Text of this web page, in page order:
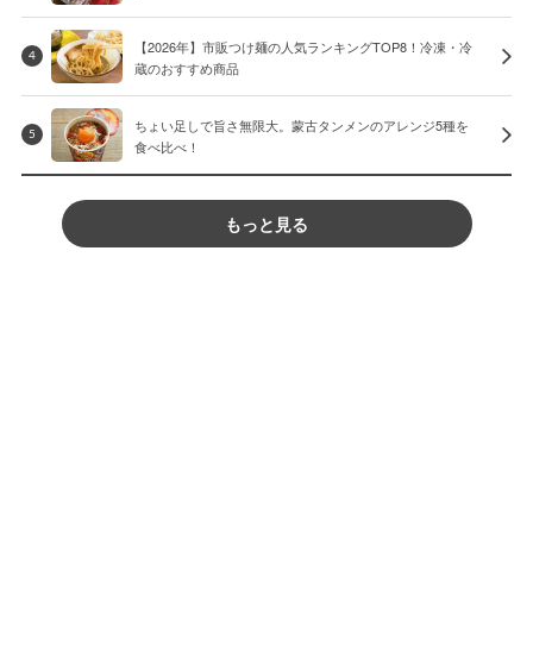
4
【2026年】市販つけ麺の人気ランキングTOP8！冷凍・冷
蔵のおすすめ商品
5
ちょい足しで旨さ無限大。蒙古タンメンのアレンジ5種を
食べ比べ！
もっと見る